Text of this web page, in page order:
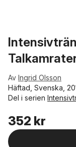
Av Ingrid Olsson
Häftad, Svenska,
Del i serien
352 kr